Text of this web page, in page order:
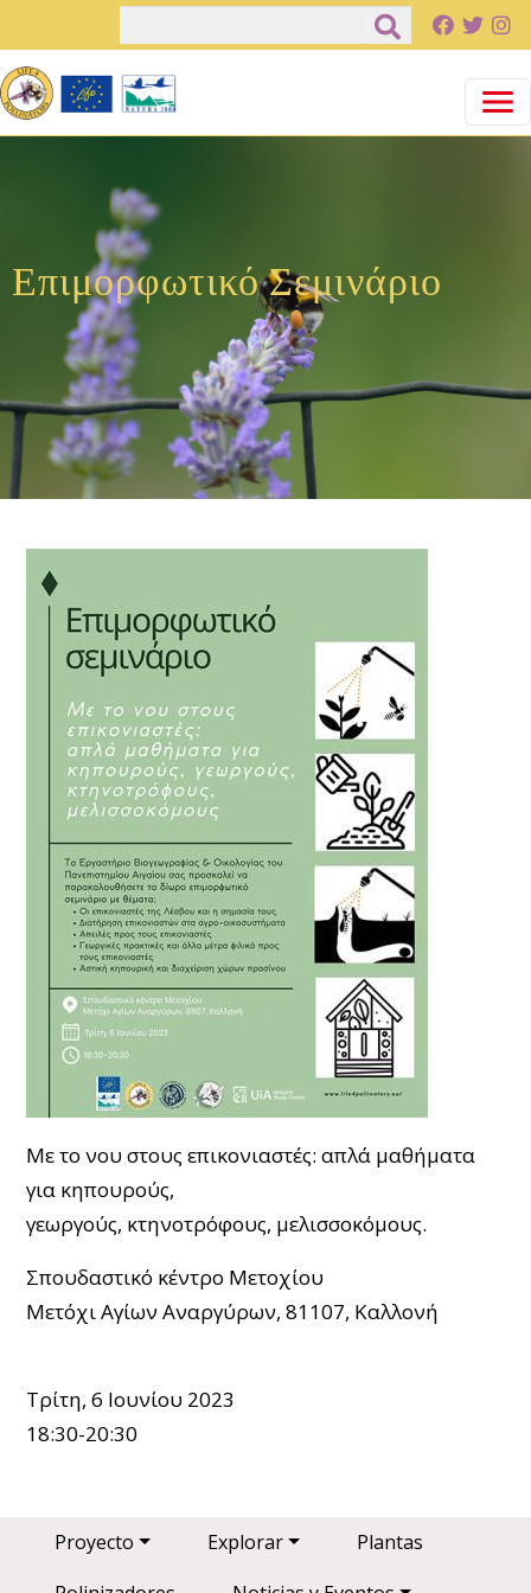
Pasar al contenido principal
Επιμορφωτικό Σεμινάριο
Με το νου στους επικονιαστές: απλά μαθήματα
για κηπουρούς,
γεωργούς, κτηνοτρόφους, μελισσοκόμους.
Σπουδαστικό κέντρο Μετοχίου
ΜετόχιΑγίωνΑναργύρων, 81107, Καλλονή
Τρίτη, 6 Ιουνίου 2023
18:30-20:30
Main navigation
Proyecto Explorar
Plantas